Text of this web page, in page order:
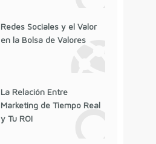
Redes Sociales y el Valor
en la Bolsa de Valores
La Relación Entre
Marketing de Tiempo Real
y Tu ROI